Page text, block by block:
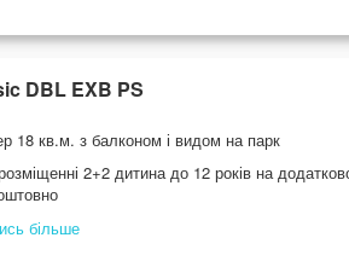
DBL EXB PS
18 кв.м. з балконом і видом на парк
2+2 дитина до 12 років на
більше